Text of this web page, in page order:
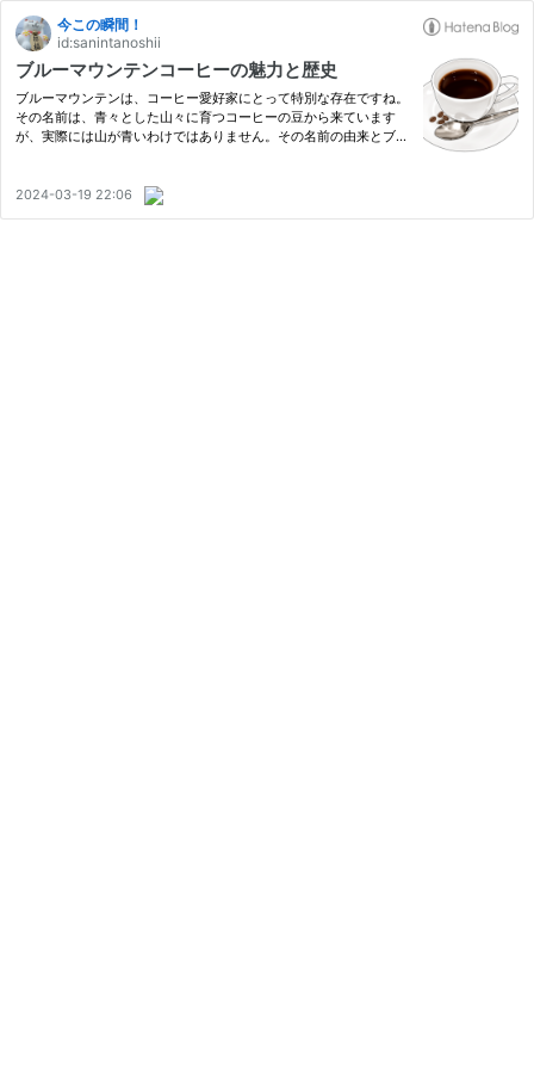
今この瞬間！
id:sanintanoshii
ブルーマウンテンコーヒーの魅力と歴史
ブルーマウンテンは、コーヒー愛好家にとって特別な存在ですね。
その名前は、青々とした山々に育つコーヒーの豆から来ています
が、実際には山が青いわけではありません。その名前の由来とブル
ほ…
2024-03-19 22:06